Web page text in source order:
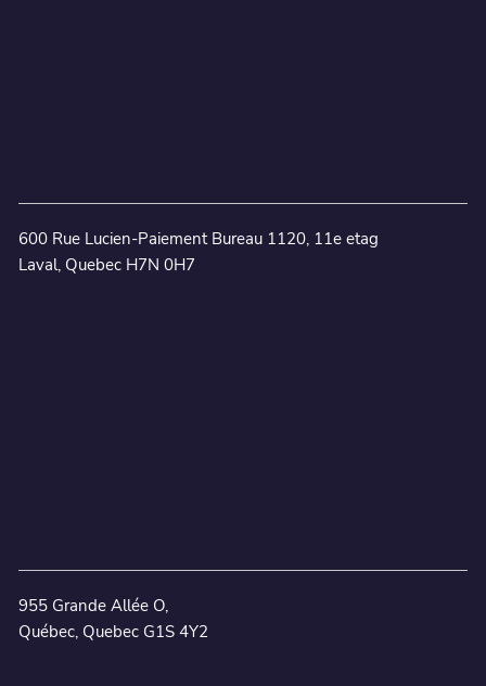
600 Rue Lucien-Paiement Bureau 1120, 11e etag
Laval, Quebec H7N 0H7
955 Grande Allée O,
Québec, Quebec G1S 4Y2